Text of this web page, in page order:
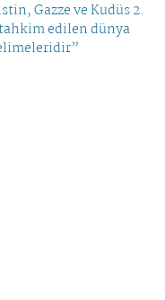
Gazze ve Kudüs 2.
tahkim edilen dünya